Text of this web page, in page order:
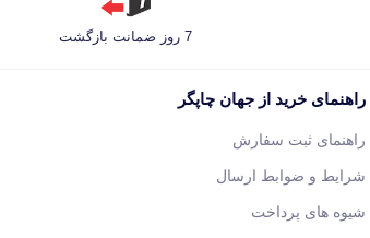
7 روز ضمانت بازگشت
راهنمای خرید از جهان چاپگر
راهنمای ثبت سفارش
شرایط و ضوابط ارسال
شیوه های پرداخت